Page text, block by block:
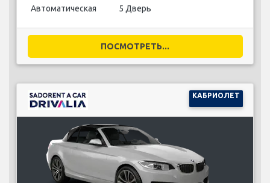
Автоматическая 5 Дверь
ПОСМОТРЕТЬ...
КАБРИОЛЕТ